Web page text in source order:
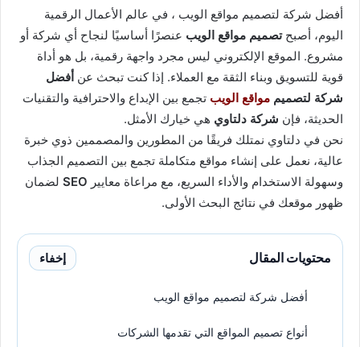
أفضل شركة لتصميم مواقع الويب ، في عالم الأعمال الرقمية
اليوم، أصبحتصميم مواقع الويب عنصرًا أساسيًا لنجاح أي شركة أو
مشروع. الموقع الإلكتروني ليس مجرد واجهة رقمية، بل هو أداة
قوية للتسويق وبناء الثقة مع العملاء. إذا كنت تبحث عن أفضل
شركة لتصميم مواقع الويب تجمع بين الإبداع والاحترافية والتقنيات
الحديثة، فإن شركة دلتاوي هي خيارك الأمثل.
نحن في دلتاوي نمتلك فريقًا من المطورين والمصممين ذوي خبرة
عالية، نعمل على إنشاء مواقع متكاملة تجمع بين التصميم الجذاب
وسهولة الاستخدام والأداء السريع، مع مراعاة معايير SEO لضمان
ظهور موقعك في نتائج البحث الأولى.
محتويات المقال إخفاء
أفضل شركة لتصميم مواقع الويب
أنواع تصميم المواقع التي تقدمها الشركات